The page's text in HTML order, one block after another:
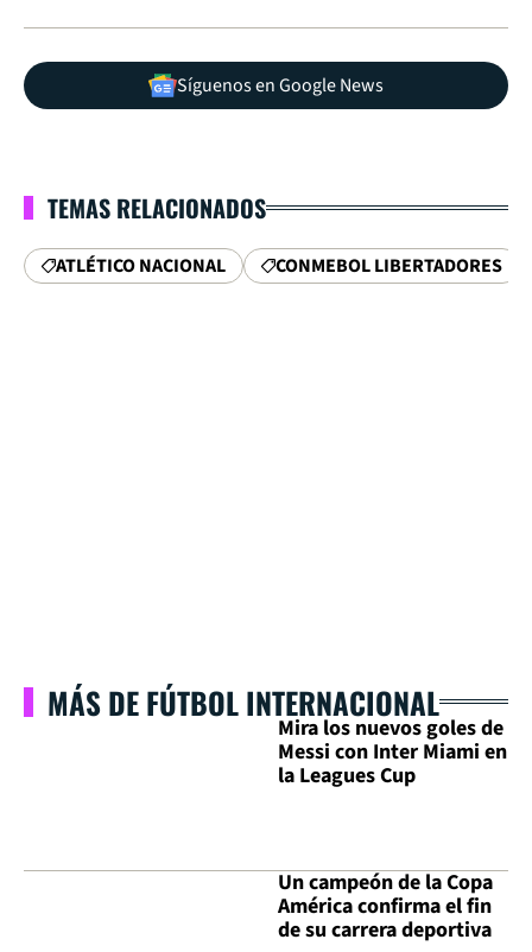
Síguenos en Google News
TEMAS RELACIONADOS
ATLÉTICO NACIONAL CONMEBOL LIBERTADORES
MÁS DE FÚTBOL INTERNACIONAL
Mira los nuevos goles de
Messi con Inter Miami en
la Leagues Cup
Un campeón de la Copa
América confirma el fin
de su carrera deportiva